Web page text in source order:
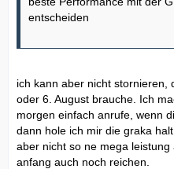
entscheiden
ich kann aber nicht stornieren,
oder 6. August brauche. Ich
morgen einfach anrufe, wenn
dann hole ich mir die graka
aber nicht so ne mega
anfang auch noch reichen.